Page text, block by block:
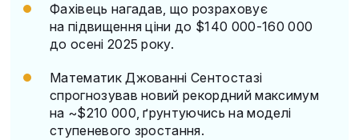
Фахівець нагадав, що розраховує
на підвищення ціни до $140 000-160 000
до осені 2025 року.
Математик Джованні Сентостазі
спрогнозував новий рекордний максимум
на ~$210 000, ґрунтуючись на моделі
ступеневого зростання.